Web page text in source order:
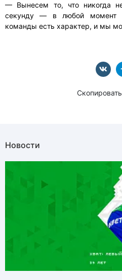
— Вынесем то, что никогда
секунду — в любой момент
команды есть характер, и мы
Новости